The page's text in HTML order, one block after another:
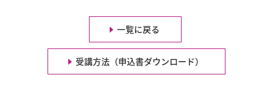
一覧に戻る
受講方法（申込書ダウンロード）